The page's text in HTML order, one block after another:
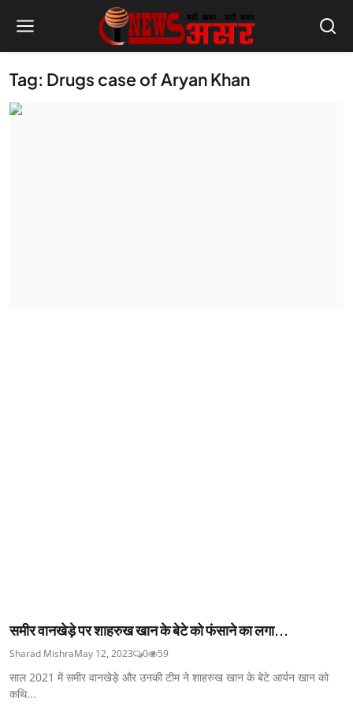
Tag: Drugs case of Aryan Khan
समीर वानखेड़े पर शाहरुख खान के बेटे को फंसाने का लगा...
Sharad MishraMay 12, 2023 0 59
साल 2021 में समीर वानखेड़े और उनकी टीम ने शाहरुख खान के बेटे आर्यन खान को
कथि...